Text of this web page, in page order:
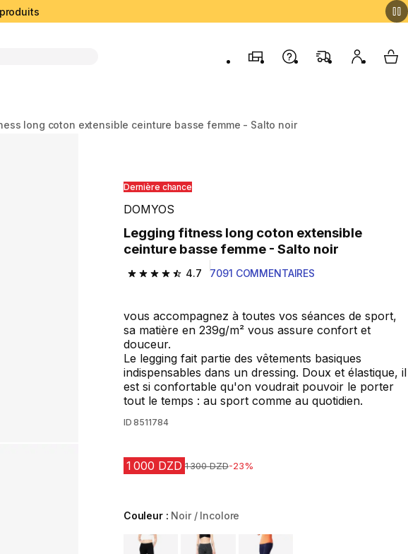
MagasinsContactez-nous
FAQ Mon My
long coton extensible ceinture basse femme - Salto noir
Dernière chance
DOMYOS
Legging fitness long coton extensible
ceinture basse femme - Salto noir
4.7
4.7 out of 5 stars from 7091 reviews
7091 COMMENTAIRES
vous accompagnez à toutes vos séances de sport,
sa matière en 239g/m² vous assure confort et
douceur.
Le legging fait partie des vêtements basiques
indispensables dans un dressing. Doux et élastique, il
est si confortable qu'on voudrait pouvoir le porter
tout le temps : au sport comme au quotidien.
ID 8511784
1 000 DZD Prix avant la réduction
1 300 DZD-23%
Couleur : Noir / Incolore
Choose a variant